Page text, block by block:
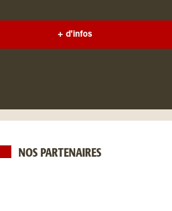
+ d'infos
NOS PARTENAIRES